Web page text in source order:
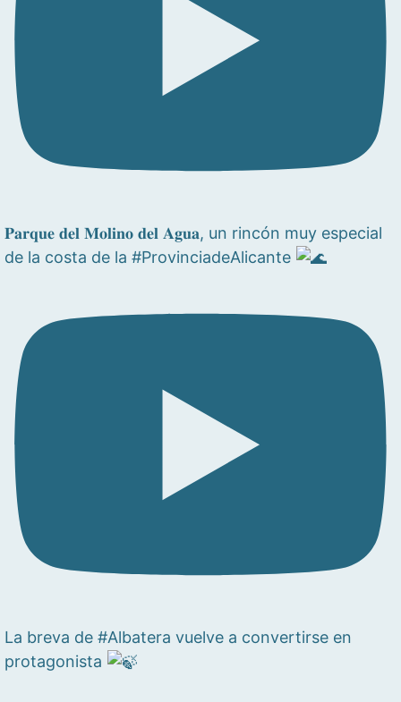
𝐏𝐚𝐫𝐪𝐮𝐞 𝐝𝐞𝐥 𝐌𝐨𝐥𝐢𝐧𝐨 𝐝𝐞𝐥 𝐀𝐠𝐮𝐚, un rincón muy especial
de la costa de la #ProvinciadeAlicante
La breva de #Albatera vuelve a convertirse en
protagonista